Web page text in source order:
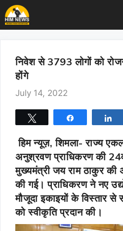
Skip
to
content
निवेश से 3793 लोगों को
होंगे
July 14, 2022
हिम न्यूज़, शिमला- राज्य
अनुश्रवण प्राधिकरण की
मुख्यमंत्री जय राम ठाकुर की
की गई। प्राधिकरण ने नए
मौजूदा इकाइयों के विस्तार से
को स्वीकृति प्रदान की।